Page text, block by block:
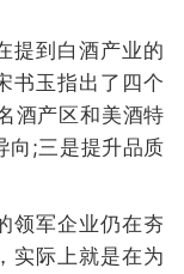
提到白酒产业的
书玉指出了四个
酒产区和美酒特
向;三是提升品质
领军企业仍在夯
实际上就是在为